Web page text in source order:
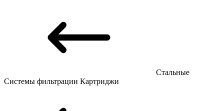
Стальные
Системы фильтрации Картриджи